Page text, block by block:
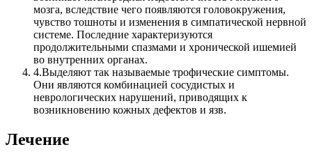
мозга, вследствие чего появляются головокружения,
чувство тошноты и изменения в симпатической нервной
системе. Последние характеризуются
продолжительными спазмами и хронической ишемией
во внутренних органах.
4.Выделяют так называемые трофические симптомы.
Они являются комбинацией сосудистых и
неврологических нарушений, приводящих к
возникновению кожных дефектов и язв.
Лечение